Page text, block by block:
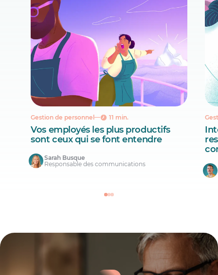
Gestion de personnel 11 min.
Vos employés les plus productifs
sont ceux qui se font entendre
Sarah Busque
Responsable des communications